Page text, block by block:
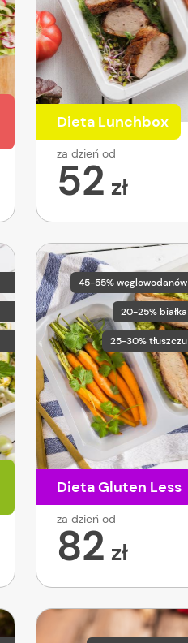
Dieta Lunchbox
za dzień od
52 zł
45-55% węglowodanów
20-25% białka
25-30% tłuszczu
Dieta Gluten Less
za dzień od
82 zł